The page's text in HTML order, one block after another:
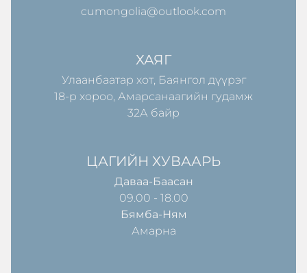
cumongolia@outlook.com
ХАЯГ
Улаанбаатар хот, Баянгол дүүрэг
18-р хороо, Амарсанаагийн гудамж
32А байр
ЦАГИЙН ХУВААРЬ
Даваа-Баасан
09.00 - 18.00
Бямба-Ням
Амарна